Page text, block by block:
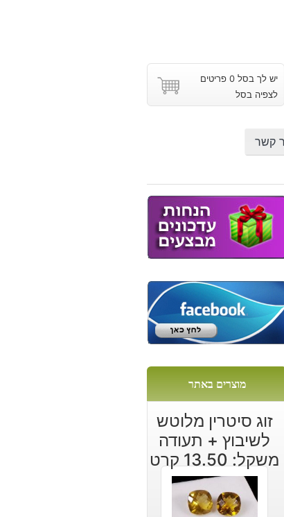
יש לך בסל 0 פריטים
לצפיה בסל
קשר
מוצרים באתר
זוג סיטרין מלוטש
לשיבוץ + תעודה
משקל: 13.50 קרט